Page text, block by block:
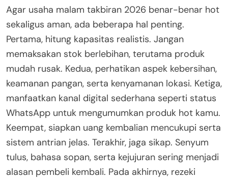
Agar usaha malam takbiran 2026 benar-benar hot
sekaligus aman, ada beberapa hal penting.
Pertama, hitung kapasitas realistis. Jangan
memaksakan stok berlebihan, terutama produk
mudah rusak. Kedua, perhatikan aspek kebersihan,
keamanan pangan, serta kenyamanan lokasi. Ketiga,
manfaatkan kanal digital sederhana seperti status
WhatsApp untuk mengumumkan produk hot kamu.
Keempat, siapkan uang kembalian mencukupi serta
sistem antrian jelas. Terakhir, jaga sikap. Senyum
tulus, bahasa sopan, serta kejujuran sering menjadi
alasan pembeli kembali. Pada akhirnya, rezeki